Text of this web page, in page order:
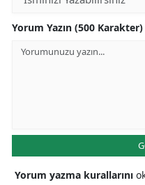
Yorum Yazın (500 Karakter)
Yorum yazma kurallarını